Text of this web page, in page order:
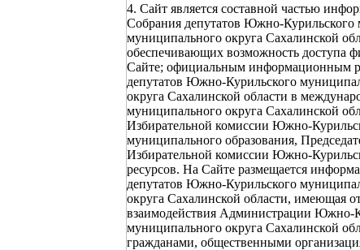
4. Сайт является составной частью
Собрания депутатов Южно-Курильского
муниципального округа Сахалинской
обеспечивающих возможность доступа
Сайте; официальным информационным
депутатов Южно-Курильского
округа Сахалинской области в
муниципального округа Сахалинской
Избирательной комиссии Южно-
муниципального образования,
Избирательной комиссии Южно-
ресурсов. На Сайте размещается
депутатов Южно-Курильского
округа Сахалинской области, имеющая
взаимодействия Администрации Южно-
муниципального округа Сахалинской
гражданами, общественными